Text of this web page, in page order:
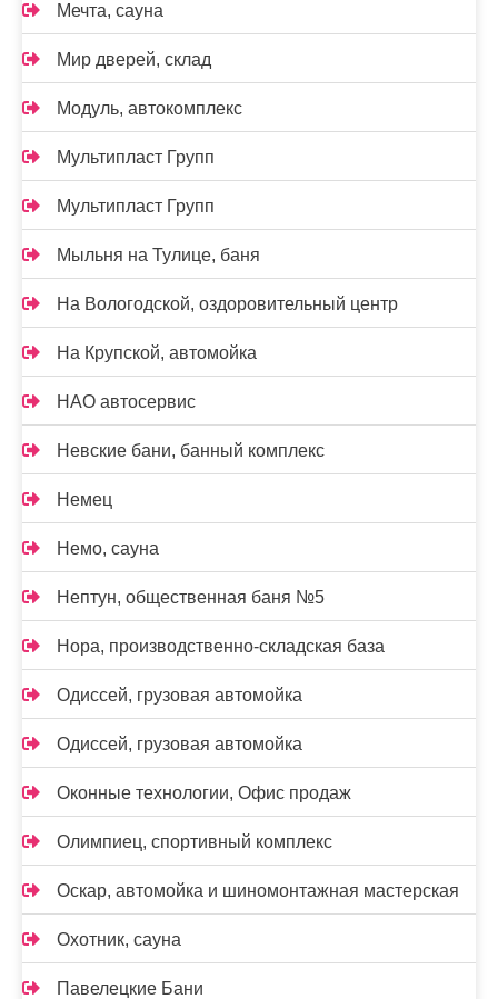
Мечта, сауна
Мир дверей, склад
Модуль, автокомплекс
Мультипласт Групп
Мультипласт Групп
Мыльня на Тулице, баня
На Вологодской, оздоровительный центр
На Крупской, автомойка
НАО автосервис
Невские бани, банный комплекс
Немец
Немо, сауна
Нептун, общественная баня №5
Нора, производственно-складская база
Одиссей, грузовая автомойка
Одиссей, грузовая автомойка
Оконные технологии, Офис продаж
Олимпиец, спортивный комплекс
Оскар, автомойка и шиномонтажная мастерская
Охотник, сауна
Павелецкие Бани